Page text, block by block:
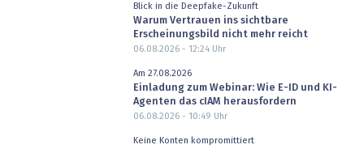
Blick in die Deepfake-Zukunft
Warum Vertrauen ins sichtbare
Erscheinungsbild nicht mehr reicht
06.08.2026 - 12:24Uhr
Am 27.08.2026
Einladung zum Webinar: Wie E-ID und KI-
Agenten das cIAM herausfordern
06.08.2026 - 10:49 Uhr
Keine Konten kompromittiert